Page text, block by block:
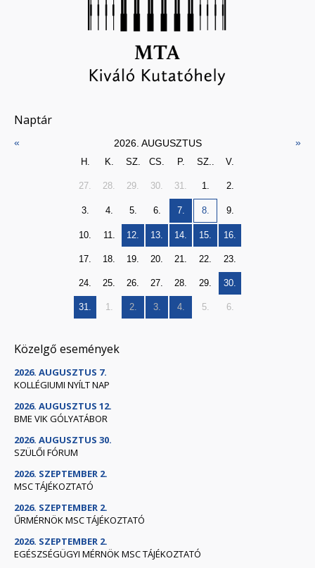
Naptár
« 2026. AUGUSZTUS »
H. K. SZ. CS. P. SZ.. V.
27. 28. 29. 30. 31. 1. 2.
3. 4. 5. 6. 7. 8. 9.
10. 11. 12. 13. 14. 15. 16.
17. 18. 19. 20. 21. 22. 23.
24. 25. 26. 27. 28. 29. 30.
31. 1. 2. 3. 4. 5. 6.
Közelgő események
2026. AUGUSZTUS 7.
KOLLÉGIUMI NYÍLT NAP
2026. AUGUSZTUS 12.
BME VIK GÓLYATÁBOR
2026. AUGUSZTUS 30.
SZÜLŐI FÓRUM
2026. SZEPTEMBER 2.
MSC TÁJÉKOZTATÓ
2026. SZEPTEMBER 2.
ŰRMÉRNÖK MSC TÁJÉKOZTATÓ
2026. SZEPTEMBER 2.
EGÉSZSÉGÜGYI MÉRNÖK MSC TÁJÉKOZTATÓ